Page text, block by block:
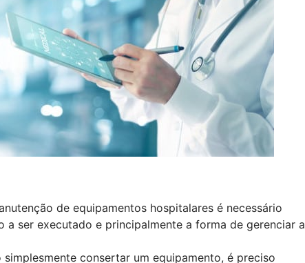
de equipamentos hospitalares é necessário
ser executado e principalmente a forma de gerenciar a
consertar um equipamento, é preciso